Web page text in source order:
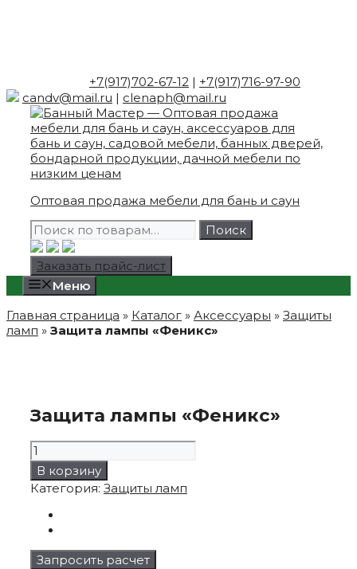
+7(917)702-67-12 | +7(917)716-97-90
candv@mail.ru | clenaph@mail.ru
Оптовая продажа мебели для бань и саун
Искать:
Поиск
Заказать прайс-лист
Меню
Главная страница » Каталог » Аксессуары » Защиты
ламп » Защита лампы «Феникс»
Защита лампы «Феникс»
Количество
товара
Защита
лампы
В корзину
Категория: Защиты ламп
Запросить расчет